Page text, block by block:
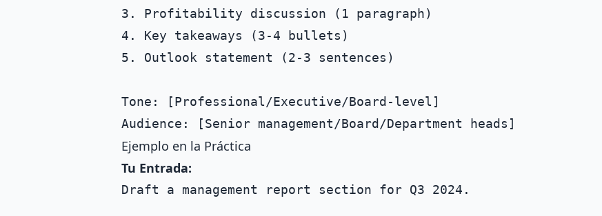
3. Profitability discussion (1 paragraph)
4. Key takeaways (3-4 bullets)
5. Outlook statement (2-3 sentences)
Tone: [Professional/Executive/Board-level]
Ejemplo en la Práctica
Tu Entrada:
Draft a management report section for Q3 2024.